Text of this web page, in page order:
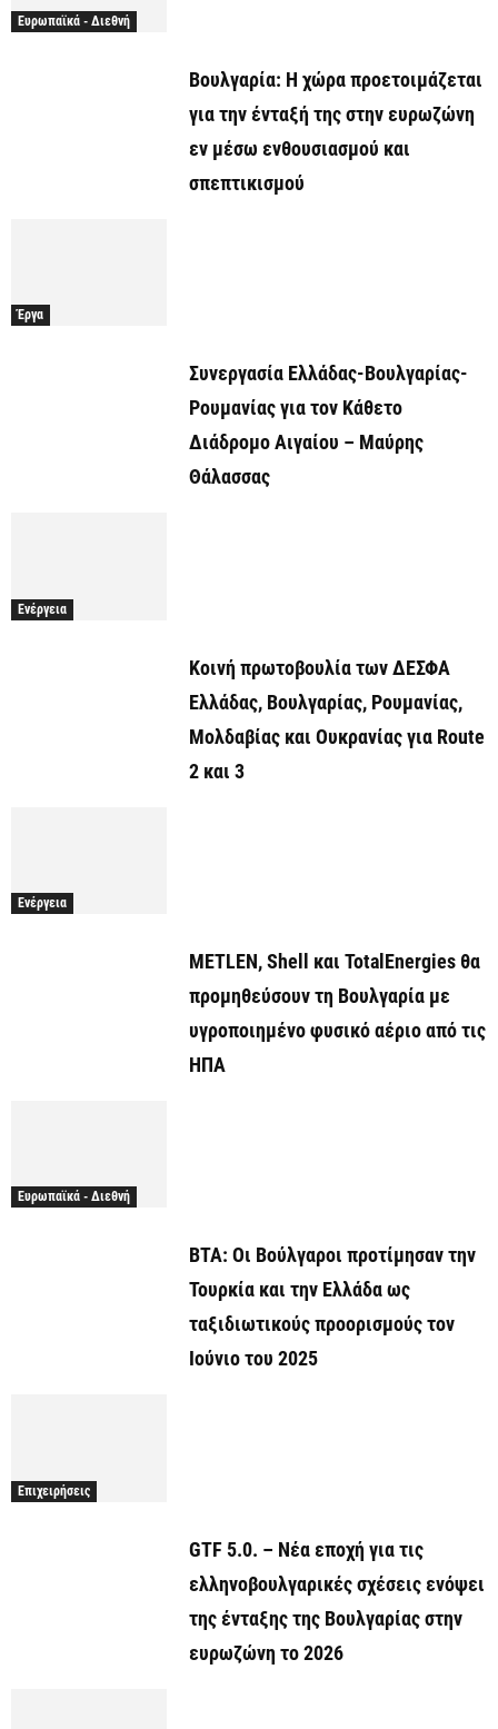
Ευρωπαϊκά - Διεθνή
Βουλγαρία: Η χώρα προετοιμάζεται
για την ένταξή της στην ευρωζώνη
εν μέσω ενθουσιασμού και
σπεπτικισμού
Έργα
Συνεργασία Ελλάδας-Βουλγαρίας-
Ρουμανίας για τον Κάθετο
Διάδρομο Αιγαίου – Μαύρης
Θάλασσας
Ενέργεια
Κοινή πρωτοβουλία των ΔΕΣΦΑ
Ελλάδας, Βουλγαρίας, Ρουμανίας,
Μολδαβίας και Ουκρανίας για Route
2 και 3
Ενέργεια
METLEN, Shell και TotalEnergies θα
προμηθεύσουν τη Βουλγαρία με
υγροποιημένο φυσικό αέριο από τις
ΗΠΑ
Ευρωπαϊκά - Διεθνή
ΒΤΑ: Οι Βούλγαροι προτίμησαν την
Τουρκία και την Ελλάδα ως
ταξιδιωτικούς προορισμούς τον
Ιούνιο του 2025
Επιχειρήσεις
GTF 5.0. – Νέα εποχή για τις
ελληνοβουλγαρικές σχέσεις ενόψει
της ένταξης της Βουλγαρίας στην
ευρωζώνη το 2026